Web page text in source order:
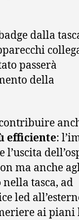
dalla
passerà
della
efficiente:
ma anche
tasca, ad
led
ai piani